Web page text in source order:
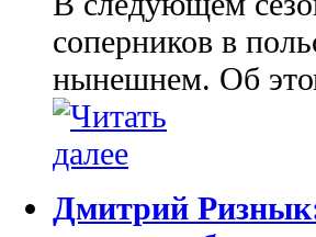
соперников в
нынешнем. Об
Дмитрий